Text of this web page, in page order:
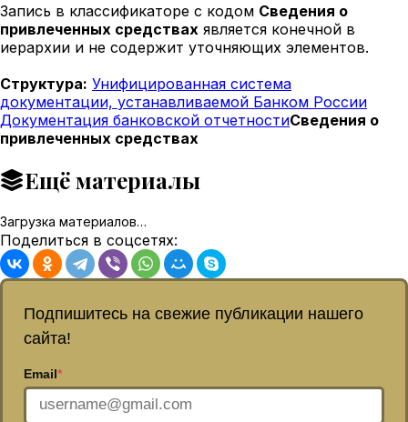
Запись в классификаторе с кодом Сведения о
привлеченных средствах является конечной в
иерархии и не содержит уточняющих элементов.
Структура: Унифицированная система
документации, устанавливаемой Банком России
Документация банковской отчетностиСведения о
привлеченных средствах
Ещё материалы
Загрузка материалов…
Поделиться в соцсетях:
Подпишитесь на свежие публикации нашего
сайта!
Email*